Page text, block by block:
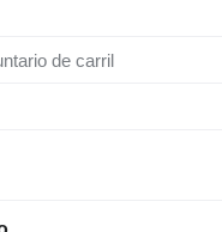
de carril